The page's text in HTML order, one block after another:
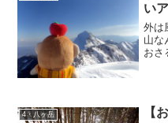
い
外は
山な
おさ
り
4・八ヶ岳
【